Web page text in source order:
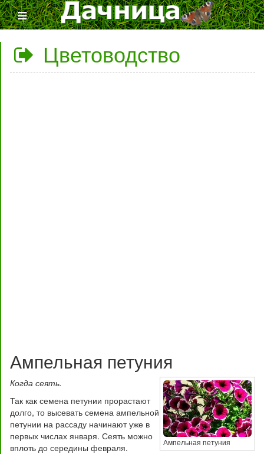
Цветоводство
Ампельная петуния
Ампельная петуния
Когда сеять.
Так как семена петунии прорастают
долго, то высевать семена ампельной
петунии на рассаду начинают уже в
первых числах января. Сеять можно
вплоть до середины февраля.